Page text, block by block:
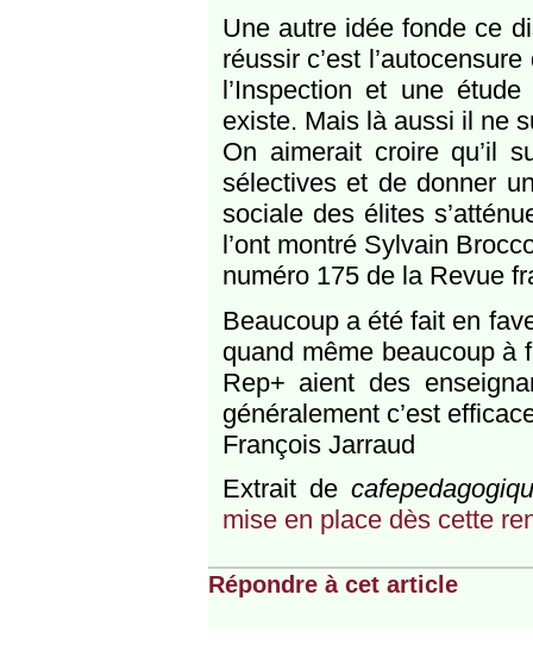
Une autre idée fonde ce
réussir c’est
l’Inspection et une
existe. Mais là aussi il ne
On aimerait croire qu’il
sélectives et de donner
sociale des élites
l’ont montré Sylvain
numéro 175 de la Revue
Beaucoup a été fait en
quand même beaucoup à
Rep+ aient des
généralement c’est
François Jarraud
Extrait de
mise en place dès cette
Répondre à cet article